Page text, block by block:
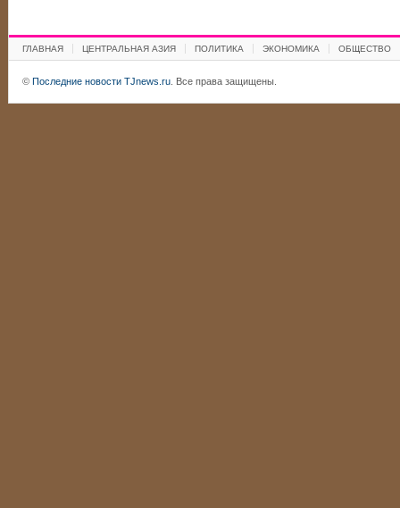
ГЛАВНАЯ ЦЕНТРАЛЬНАЯ АЗИЯ ПОЛИТИКА ЭКОНОМИКА ОБЩЕСТВО
© Последние новости TJnews.ru. Все права защищены.